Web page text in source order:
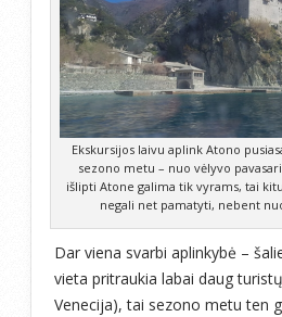
Ekskursijos laivu aplink Atono
sezono metu – nuo vėlyvo
išlipti Atone galima tik vyrams, tai
negali net pamatyti, nebent
Dar viena svarbi aplinkybė –
vieta pritraukia labai daug
Venecija), tai sezono metu ten